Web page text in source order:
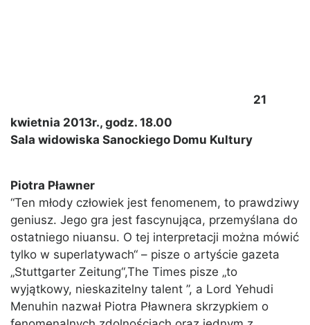
21
kwietnia 2013r., godz. 18.00
Sala widowiska Sanockiego Domu Kultury
Piotra Pławner
“Ten młody człowiek jest fenomenem, to prawdziwy
geniusz. Jego gra jest fascynująca, przemyślana do
ostatniego niuansu. O tej interpretacji można mówić
tylko w superlatywach“ – pisze o artyście gazeta
„Stuttgarter Zeitung“,The Times pisze „to
wyjątkowy, nieskazitelny talent ”, a Lord Yehudi
Menuhin nazwał Piotra Pławnera skrzypkiem o